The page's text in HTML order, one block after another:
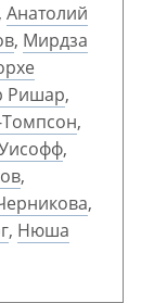
, Анатолий
, Мирдза
Ришар,
Томпсон,
,
,
,
, Нюша